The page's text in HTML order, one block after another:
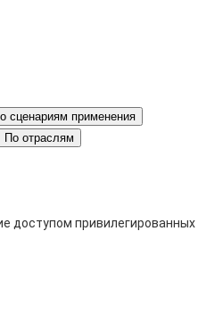
сценариям применения
По отраслям
доступом привилегированных